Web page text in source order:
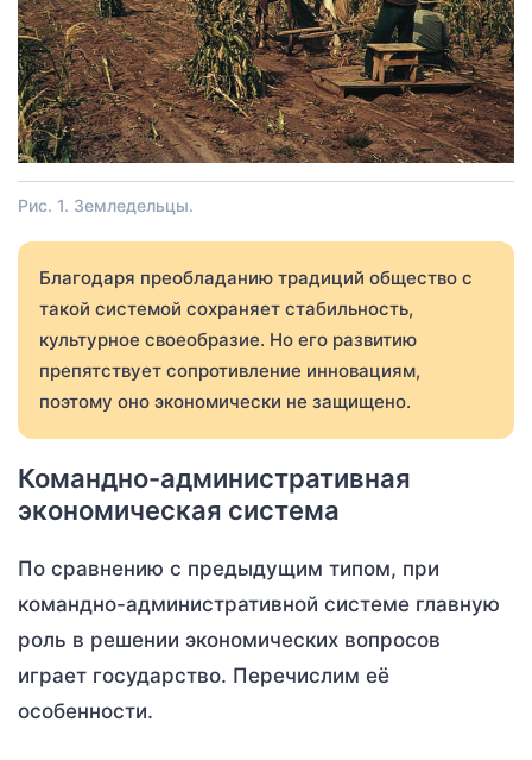
Рис. 1. Земледельцы.
Благодаря преобладанию традиций общество с
такой системой сохраняет стабильность,
культурное своеобразие. Но его развитию
препятствует сопротивление инновациям,
поэтому оно экономически не защищено.
Командно-административная
экономическая система
По сравнению с предыдущим типом, при
командно-административной системе главную
роль в решении экономических вопросов
играет государство. Перечислим её
особенности.